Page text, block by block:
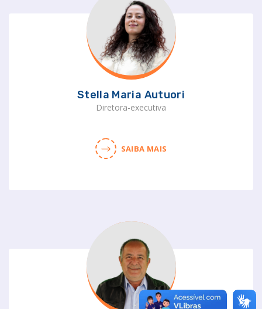
Stella Maria Autuori
Diretora-executiva
SAIBA MAIS